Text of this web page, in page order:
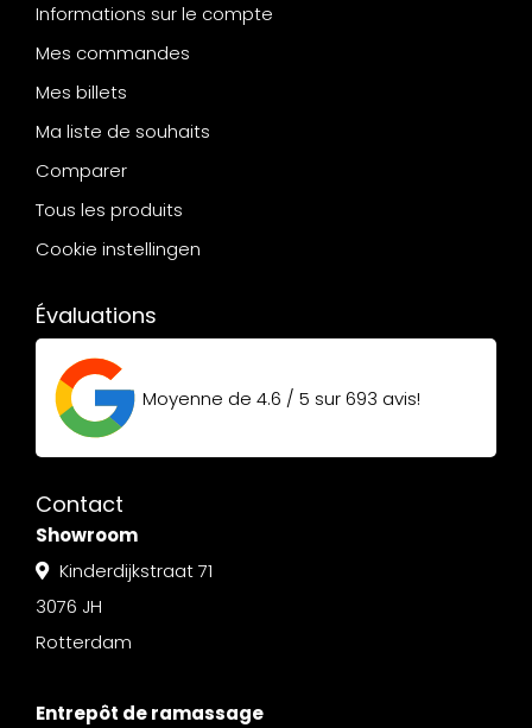
Informations sur le compte
Mes commandes
Mes billets
Ma liste de souhaits
Comparer
Tous les produits
Cookie instellingen
Évaluations
Moyenne de 4.6 / 5 sur693 avis!
Contact
Showroom
Kinderdijkstraat 71
3076 JH
Rotterdam
Entrepôt de ramassage